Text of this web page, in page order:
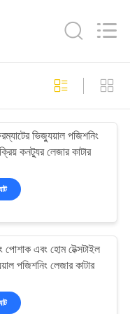
25
ভিজ্যুয়াল পজিশনিং
কনট্যুর লেজার কাটার
পোশাক এবং হোম টেক্সটাইল
পজিশনিং লেজার কাটার